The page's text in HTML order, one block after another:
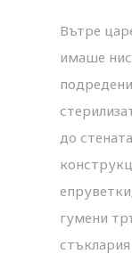
Вътре
имаше
до
гумени